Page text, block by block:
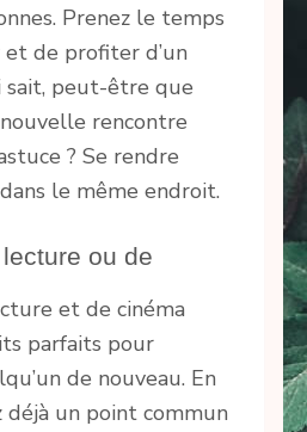
Prenez le temps
et de profiter d’un
sait, peut-être que
rencontre
? Se rendre
le même endroit.
ou de
et de cinéma
parfaits pour
de nouveau. En
déjà un point commun